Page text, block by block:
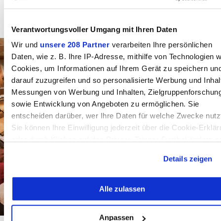
Verantwortungsvoller Umgang mit Ihren Daten
Wir und unsere 208 Partner verarbeiten Ihre persönlichen
Daten, wie z. B. Ihre IP-Adresse, mithilfe von Technologien
Cookies, um Informationen auf Ihrem Gerät zu speichern
darauf zuzugreifen und so personalisierte Werbung und
Messungen von Werbung und Inhalten,
sowie Entwicklung von Angeboten zu ermöglichen. Sie
entscheiden darüber, wer Ihre Daten für welche Zwecke
Sie können Ihre Einwilligung jederzeit über die Cookie-
Informationen über Ihre geografische Lage erfassen,
welche bis auf einige Meter genau sein können
Details zeigen
Alle zulassen
Anpassen
Worber Gwärb - Der Gewerbeverein der